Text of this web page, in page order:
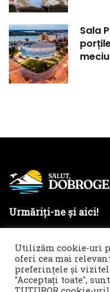
Sala
Urmăriți-ne și aici!
Termeni și condiții
Utilizăm cookie-uri
oferi cea mai
preferințele și
"Acceptați toate",